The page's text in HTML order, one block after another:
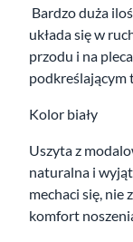
Bardzo duża
układa się w
przodu i na
podkreślającym
Kolor biały
Uszyta z
naturalna i
mechaci się, nie
komfort